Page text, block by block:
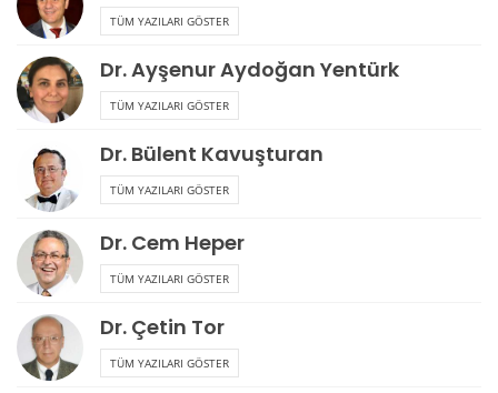
TÜM YAZILARI GÖSTER
Dr. Ayşenur Aydoğan Yentürk
TÜM YAZILARI GÖSTER
Dr. Bülent Kavuşturan
TÜM YAZILARI GÖSTER
Dr. Cem Heper
TÜM YAZILARI GÖSTER
Dr. Çetin Tor
TÜM YAZILARI GÖSTER